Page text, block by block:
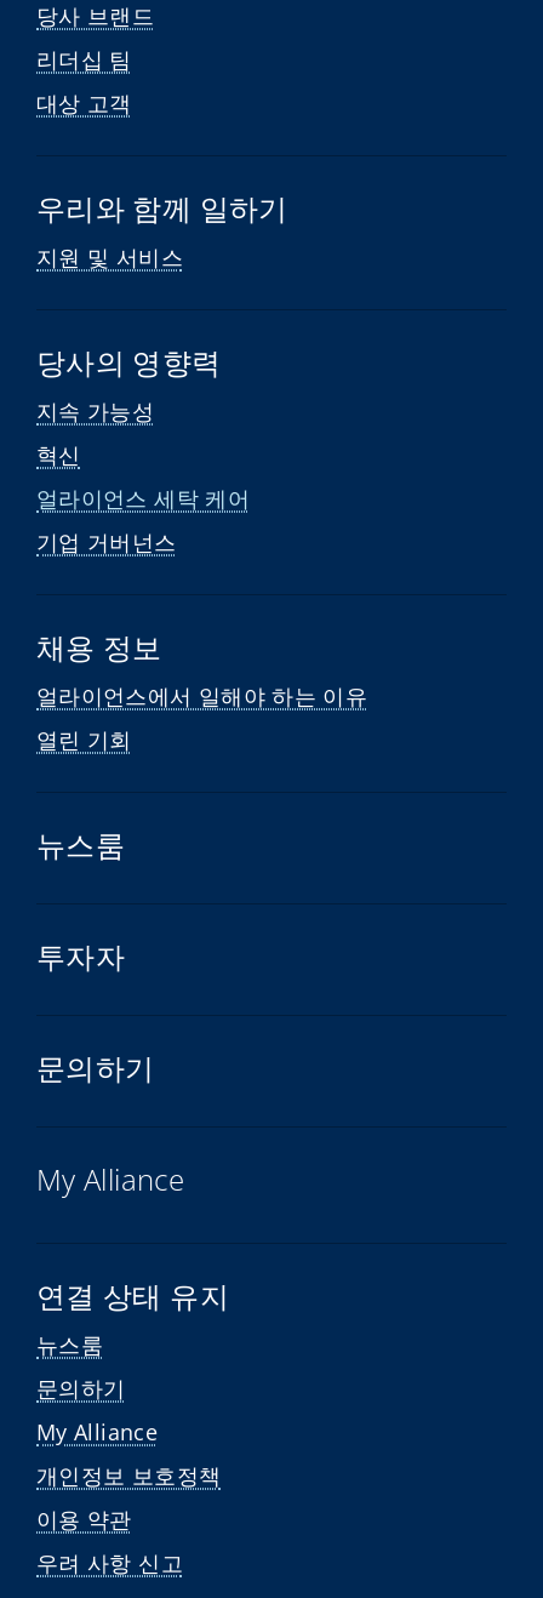
당사 브랜드
리더십 팀
대상 고객
우리와 함께 일하기
지원 및 서비스
당사의 영향력
지속 가능성
혁신
얼라이언스 세탁 케어
기업 거버넌스
채용 정보
얼라이언스에서 일해야 하는 이유
열린 기회
뉴스룸
투자자
문의하기
My Alliance
연결 상태 유지
뉴스룸
문의하기
My Alliance
개인정보 보호정책
이용 약관
우려 사항 신고